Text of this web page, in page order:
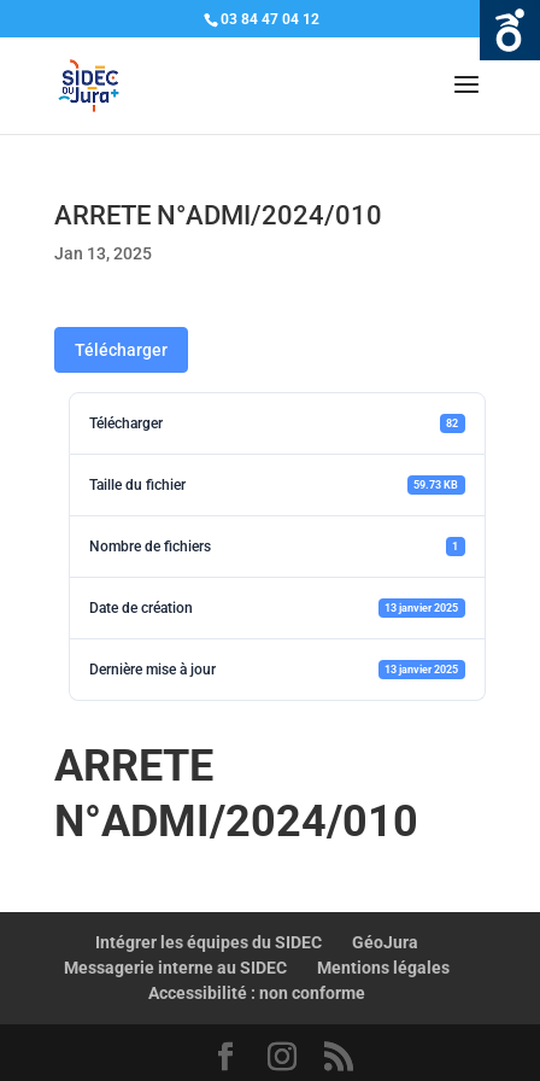
03 84 47 04 12
ARRETE N°ADMI/2024/010
Jan 13, 2025
Télécharger
Télécharger 82
Taille du fichier 59.73 KB
Nombre de fichiers 1
Date de création 13 janvier 2025
Dernière mise à jour 13 janvier 2025
ARRETE
N°ADMI/2024/010
Intégrer les équipes du SIDEC
GéoJura
Messagerie interne au SIDEC
Mentions légales
Accessibilité : non conforme